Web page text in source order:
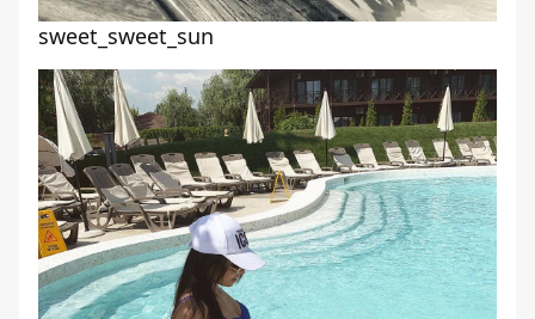
sweet_sweet_sun